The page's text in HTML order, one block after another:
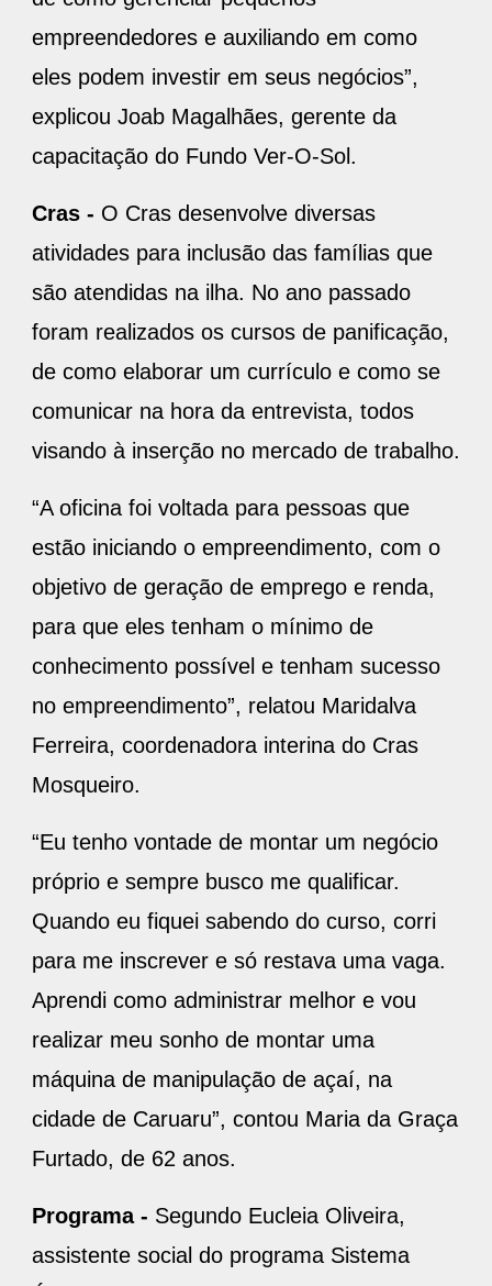
empreendedores e auxiliando em como
eles podem investir em seus negócios”,
explicou Joab Magalhães, gerente da
capacitação do Fundo Ver-O-Sol.
Cras - O Cras desenvolve diversas
atividades para inclusão das famílias que
são atendidas na ilha. No ano passado
foram realizados os cursos de panificação,
de como elaborar um currículo e como se
comunicar na hora da entrevista, todos
visando à inserção no mercado de trabalho.
“A oficina foi voltada para pessoas que
estão iniciando o empreendimento, com o
objetivo de geração de emprego e renda,
para que eles tenham o mínimo de
conhecimento possível e tenham sucesso
no empreendimento”, relatou Maridalva
Ferreira, coordenadora interina do Cras
Mosqueiro.
“Eu tenho vontade de montar um negócio
próprio e sempre busco me qualificar.
Quando eu fiquei sabendo do curso, corri
para me inscrever e só restava uma vaga.
Aprendi como administrar melhor e vou
realizar meu sonho de montar uma
máquina de manipulação de açaí, na
cidade de Caruaru”, contou Maria da Graça
Furtado, de 62 anos.
Programa - Segundo Eucleia Oliveira,
assistente social do programa Sistema